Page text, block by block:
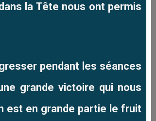
la Tête nous ont permis
pendant les séances
grande victoire qui nous
est en grande partie le fruit